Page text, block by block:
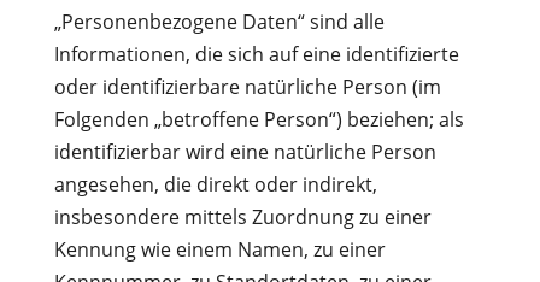
„Personenbezogene Daten“ sind alle
Informationen, die sich auf eine identifizierte
oder identifizierbare natürliche Person (im
Folgenden „betroffene Person“) beziehen; als
identifizierbar wird eine natürliche Person
angesehen, die direkt oder indirekt,
insbesondere mittels Zuordnung zu einer
Kennung wie einem Namen, zu einer